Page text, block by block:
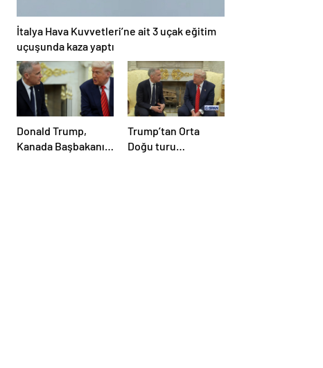
İtalya Hava Kuvvetleri’ne ait 3 uçak eğitim
uçuşunda kaza yaptı
Donald Trump,
Kanada Başbakanı
Trump’tan Orta
Doğu turu